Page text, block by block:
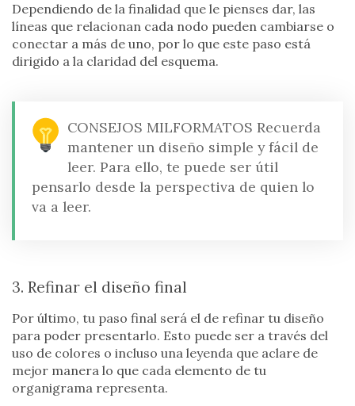
Dependiendo de la finalidad que le pienses dar, las
líneas que relacionan cada nodo pueden cambiarse o
conectar a más de uno, por lo que este paso está
dirigido a la claridad del esquema.
CONSEJOS MILFORMATOS Recuerda
mantener un diseño simple y fácil de
leer. Para ello, te puede ser útil
pensarlo desde la perspectiva de quien lo
va a leer.
3. Refinar el diseño final
Por último, tu paso final será el de refinar tu diseño
para poder presentarlo. Esto puede ser a través del
uso de colores o incluso una leyenda que aclare de
mejor manera lo que cada elemento de tu
organigrama representa.